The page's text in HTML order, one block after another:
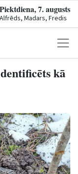
Piektdiena, 7. augusts
Alfrēds, Madars, Fredis
kā